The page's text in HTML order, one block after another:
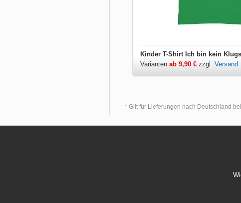
Varianten ab 9,90 € zzgl. Versand
* Gilt für Lieferungen nach Deutschland